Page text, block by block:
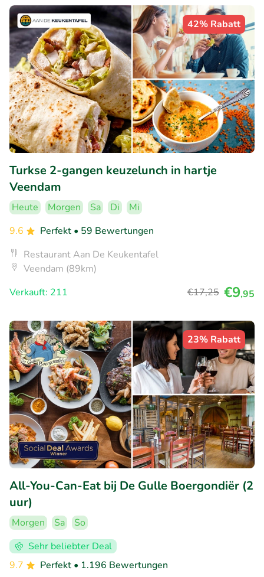
42% Rabatt
Turkse 2-gangen keuzelunch in hartje
Veendam
Heute Morgen Sa Di
Mi
9.6
Perfekt • 59 Bewertungen
Restaurant Aan De Keukentafel
Veendam (89km)
Verkauft: 211
€17,25 €9,95
23% Rabatt
All-You-Can-Eat bij De Gulle Boergondiër (2
uur)
Morgen Sa
So
Sehr beliebter Deal
9.7
Perfekt • 1.196 Bewertungen